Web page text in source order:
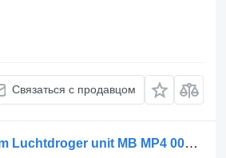
Связаться с продавцом
Осушитель воздуха Knorr-Bremse Compressed Air System Luchtdroger unit MB MP4 0014465664 для грузовика